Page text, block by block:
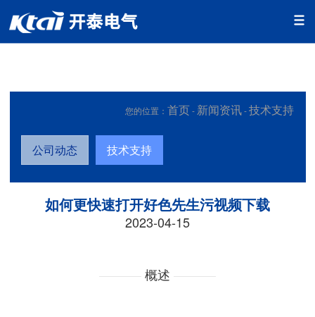
好色先生下载安装,好色先生污视频下载,好色先生安卓下载,好色
先生APP下载污
您的位置： 首页- 新闻资讯-技术支持
公司动态 技术支持
如何更快速打开好色先生污视频下载
2023-04-15
概述